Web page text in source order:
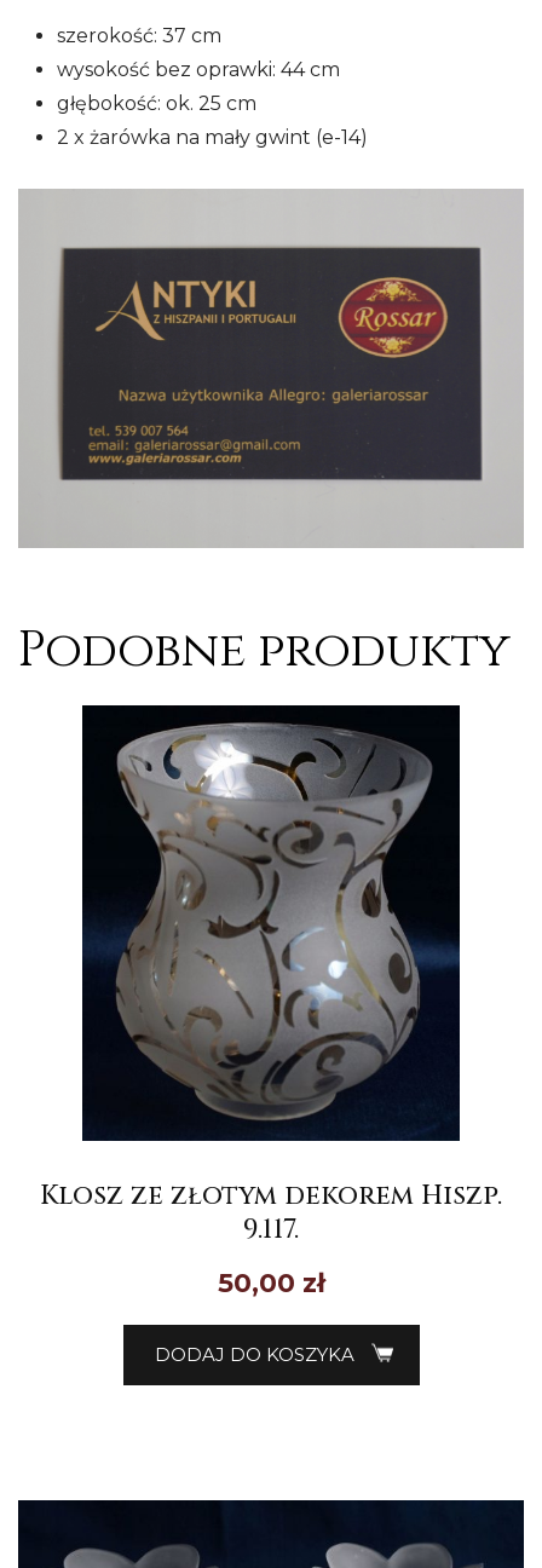
szerokość: 37 cm
wysokość bez oprawki: 44 cm
głębokość: ok. 25 cm
2 x żarówka na mały gwint (e-14)
Podobne produkty
Klosz ze złotym dekorem Hiszp.
9.117.
50,00 zł
DODAJ DO KOSZYKA